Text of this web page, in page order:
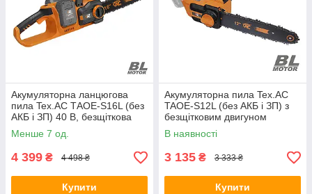
Акумуляторна ланцюгова
пила Tex.AC ТАOE-S16L (без
АКБ і ЗП) 40 В, безщіткова
Менше 7 од.
4 399 ₴ 4 498 ₴
Купити
Акумуляторна пила Tex.AC
TAOE-S12L (без АКБ і ЗП) з
безщітковим двигуном
В наявності
3 135 ₴ 3 333 ₴
Купити